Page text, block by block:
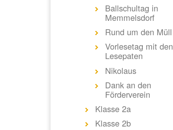
Ballschultag in
Memmelsdorf
Rund um den Müll
Vorlesetag mit den
Lesepaten
Nikolaus
Dank an den
Förderverein
Klasse 2a
Klasse 2b